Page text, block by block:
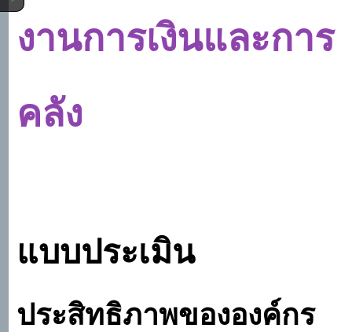
งานการเงินและการ
คลัง
แบบประเมิน
ประสิทธิภาพขององค์กร